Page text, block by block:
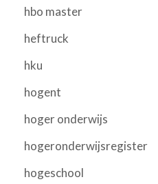
hbo master
heftruck
hku
hogent
hoger onderwijs
hogeronderwijsregister
hogeschool